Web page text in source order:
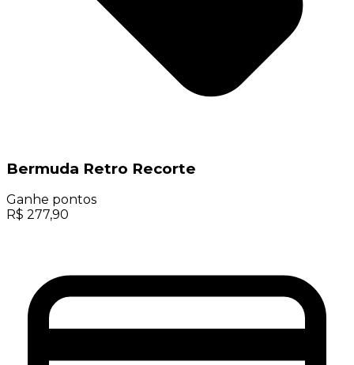
Bermuda Retro Recorte
Ganhe pontos
R$ 277,90